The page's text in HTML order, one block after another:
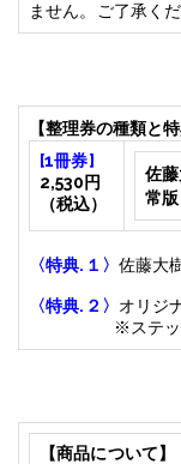
ません。ご了承くだ
【整理券の種類と特
[1冊券]
2,530 円
（税込）
佐藤
常
〈特典. １〉 佐藤大
〈特典. ２〉 オリジ
※ステッカーは
【商品について】